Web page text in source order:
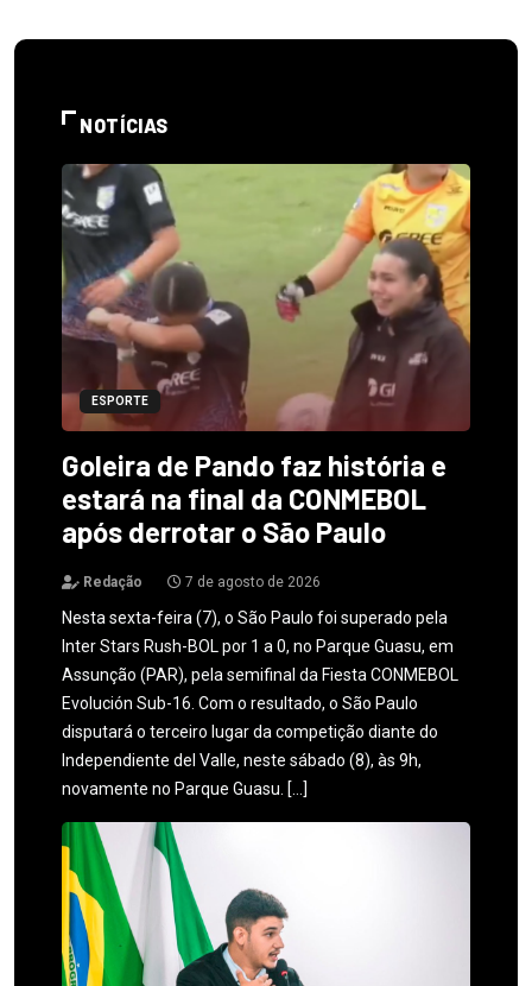
NOTÍCIAS
ESPORTE
Goleira de Pando faz história e
estará na final da CONMEBOL
após derrotar o São Paulo
Redação 7 de agosto de 2026
Nesta sexta-feira (7), o São Paulo foi superado pela
Inter Stars Rush-BOL por 1 a 0, no Parque Guasu, em
Assunção (PAR), pela semifinal da Fiesta CONMEBOL
Evolución Sub-16. Com o resultado, o São Paulo
disputará o terceiro lugar da competição diante do
Independiente del Valle, neste sábado (8), às 9h,
novamente no Parque Guasu. […]